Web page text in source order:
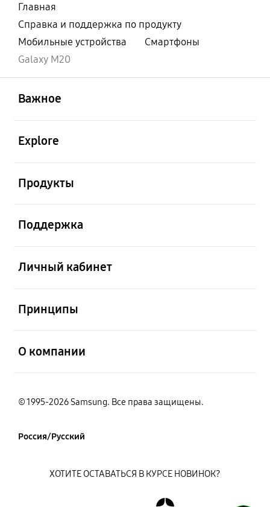
Главная
Справка и поддержка по продукту
Мобильные устройства
Смартфоны
Galaxy M20
Важное
Explore
Продукты
Поддержка
Личный кабинет
Принципы
О компании
© 1995-2026 Samsung. Все права защищены.
Россия/Русский
ХОТИТЕ ОСТАВАТЬСЯ В КУРСЕ НОВИНОК?